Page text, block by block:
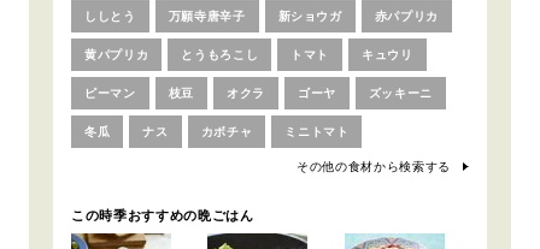
ししとう 万願寺唐辛子 新ショウガ 赤パプリカ
黄パプリカ とうもろこし トマト キュウリ
ピーマン 枝豆 オクラ ゴーヤ ズッキーニ
冬瓜 ナス カボチャ ミニトマト
その他の食材から検索する
この時季おすすめの晩ごはん